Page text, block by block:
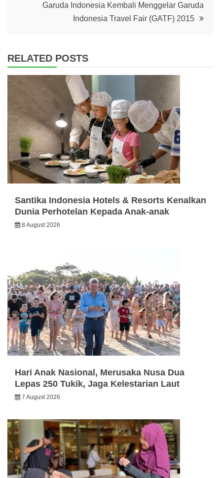
Garuda Indonesia Kembali Menggelar Garuda
Indonesia Travel Fair (GATF) 2015
RELATED POSTS
Santika Indonesia Hotels & Resorts Kenalkan
Dunia Perhotelan Kepada Anak-anak
8 August 2026
Hari Anak Nasional, Merusaka Nusa Dua
Lepas 250 Tukik, Jaga Kelestarian Laut
7 August 2026